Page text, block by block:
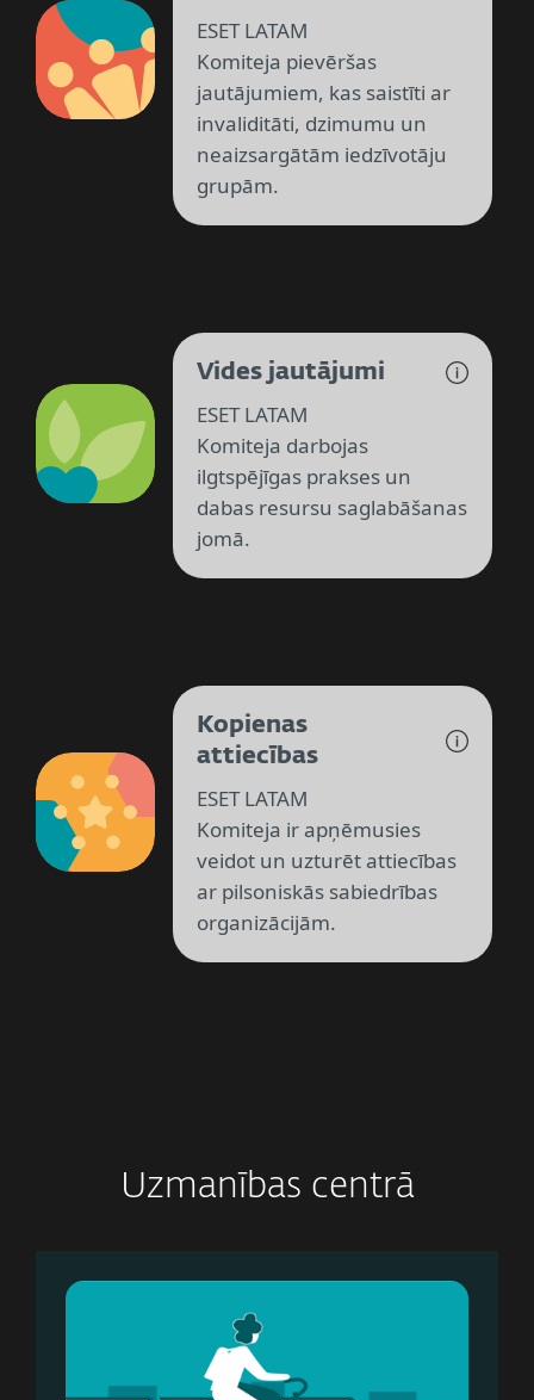
ESET LATAM
Komiteja pievēršas
jautājumiem, kas saistīti ar
invaliditāti, dzimumu un
neaizsargātām iedzīvotāju
grupām.
Vides jautājumi
ESET LATAM
Komiteja darbojas
ilgtspējīgas prakses un
dabas resursu saglabāšanas
jomā.
Kopienas
attiecības
ESET LATAM
Komiteja ir apņēmusies
veidot un uzturēt attiecības
ar pilsoniskās sabiedrības
organizācijām.
Uzmanības centrā